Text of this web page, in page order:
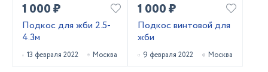
1 000 ₽
Подкос для жби 2.5-
4.3м
13 февраля 2022 Москва
1 000 ₽
Подкос винтовой для
жби
9 февраля 2022 Москва